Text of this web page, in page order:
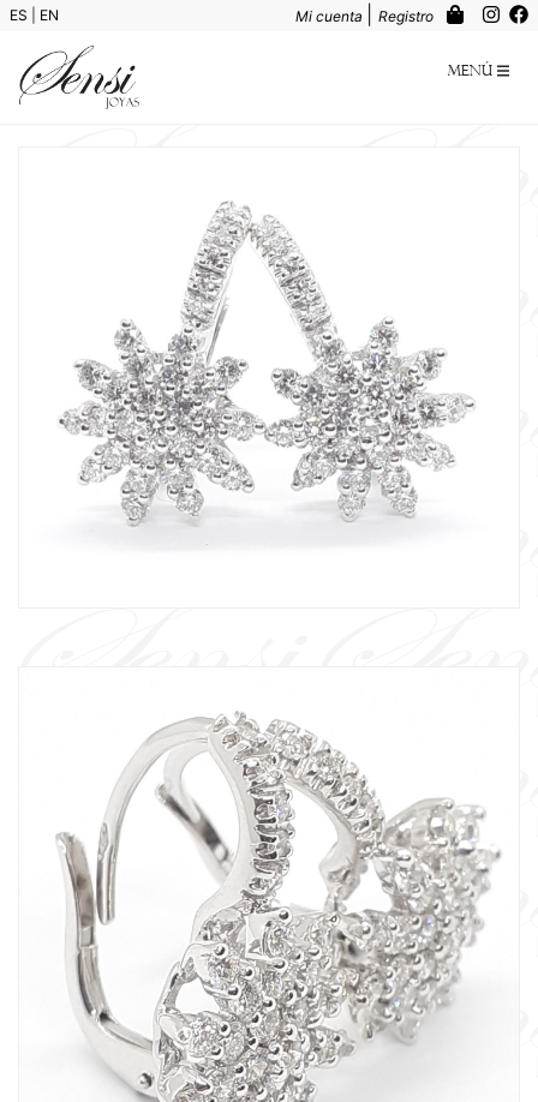
ES EN Mi cuenta Registro
Menú